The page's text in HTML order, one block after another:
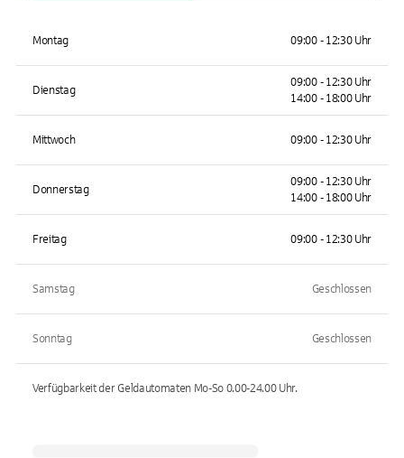
Montag 09:00 - 12:30 Uhr
Dienstag
09:00 - 12:30 Uhr
14:00 - 18:00 Uhr
Mittwoch 09:00 - 12:30 Uhr
Donnerstag
09:00 - 12:30 Uhr
14:00 - 18:00 Uhr
Freitag 09:00 - 12:30 Uhr
Samstag Geschlossen
Sonntag Geschlossen
Verfügbarkeit der Geldautomaten Mo-So 0.00-24.00Uhr.